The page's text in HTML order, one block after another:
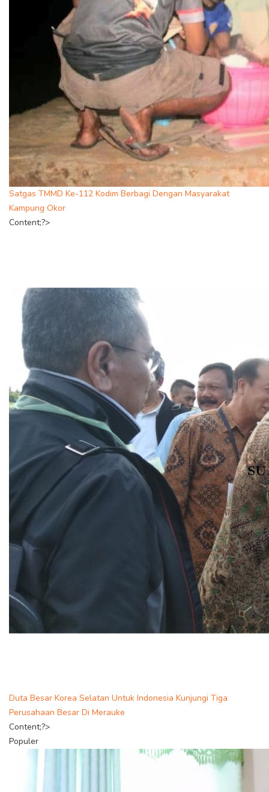
Satgas TMMD Ke-112 Kodim Berbagi Dengan Masyarakat
Kampung Okor
Content;?>
Duta Besar Korea Selatan Untuk Indonesia Kunjungi Tiga
Perusahaan Besar Di Merauke
Content;?>
Populer